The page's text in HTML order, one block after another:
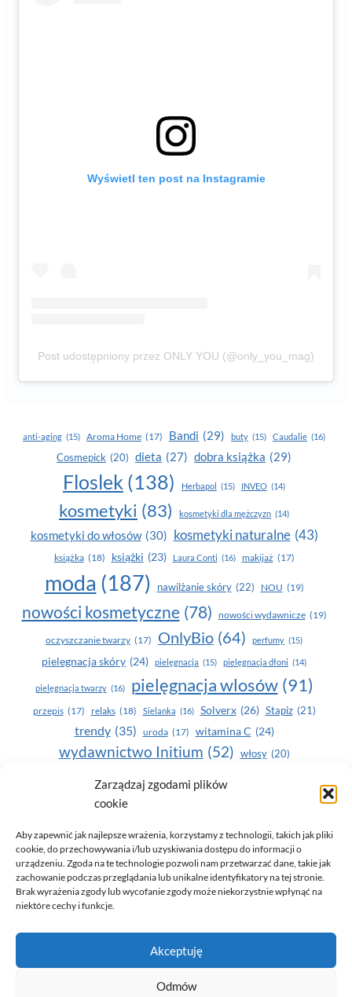
Zarządzaj zgodami plików
cookie
Aby zapewnić jak najlepsze wrażenia, korzystamy z technologii, takich jak pliki
cookie, do przechowywania i/lub uzyskiwania dostępu do informacji o
urządzeniu. Zgoda na te technologie pozwoli nam przetwarzać dane, takie jak
zachowanie podczas przeglądania lub unikalne identyfikatory na tej stronie.
Brak wyrażenia zgody lub wycofanie zgody może niekorzystnie wpłynąć na
niektóre cechy i funkcje.
Akceptuję
Odmów
Wyświetl ten post na Instagramie
Post udostępniony przez ONLY YOU (@only_you_mag)
anti-aging (15) Aroma Home (17) Bandi (29) buty (15) Caudalie (16)
Cosmepick (20) dieta (27) dobra książka (29)
Floslek (138) Herbapol (15) INVEO (14)
kosmetyki (83) kosmetyki dla mężczyzn (14)
kosmetyki do włosów (30) kosmetyki naturalne (43)
książka (18) książki (23) Laura Conti (16) makijaż (17)
moda (187) nawilżanie skóry (22) NOU (19)
nowości kosmetyczne (78) nowości wydawnicze (19)
oczyszczanie twarzy (17) OnlyBio (64) perfumy (15)
pielegnacja skóry (24) pielęgnacja (15) pielęgnacja dłoni (14)
pielęgnacja twarzy (16) pielęgnacja wlosów (91)
przepis (17) relaks (18) Sielanka (16) Solverx (26) Stapiz (21)
trendy (35) uroda (17) witamina C (24)
wydawnictwo Initium (52) włosy (20)
Yasumi(164) zdrowe zęby
zdrowie
© 2026 Only You - portal dla kobiet (uroda, moda, zdrowie)
opracowanie:AZDOBRESTRONY